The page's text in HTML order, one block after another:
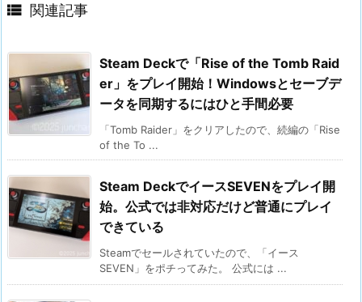
 関連記事
Steam Deckで「Rise of the Tomb Raid
er」をプレイ開始！Windowsとセーブデ
ータを同期するにはひと手間必要
「Tomb Raider」をクリアしたので、続編の「Rise
of the To ...
Steam DeckでイースSEVENをプレイ開
始。公式では非対応だけど普通にプレイ
できている
Steamでセールされていたので、「イース
SEVEN」をポチってみた。 公式には ...